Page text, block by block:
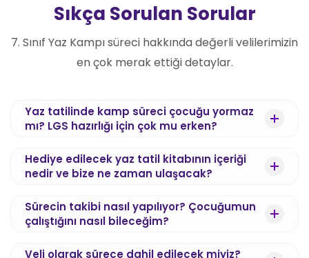
Sıkça Sorulan Sorular
7. Sınıf Yaz Kampı süreci hakkında değerli velilerimizin
en çok merak ettiği detaylar.
Yaz tatilinde kamp süreci çocuğu yormaz
mı? LGS hazırlığı için çok mu erken?
zehir etmek değil; tam aksine, öğrencinin oyun ve
dinlenme dengesini bozmadan günde ortalama 2-
sağlamaktır. 6'dan 7'ye geçiş, sağlam bir LGS temeli
oluşturmak için en ideal ve stressiz dönemdir.
ve özgüvenli bir başlangıç yapacaktır.
Hediye edilecek yaz tatil kitabının içeriği
nedir ve bize ne zaman ulaşacak?
Yayınları 6'dan 7'ye Yaz Tatil Kitabı" adresinize
ücretsiz olarak kargolanır. Kitabımız, MEB
uyumlu olup, yaz kampı süresince eğitim
Sürecin takibi nasıl yapılıyor? Çocuğumun
çalıştığını nasıl bileceğim?
yapmakla kalmaz, kişisel iletişim grupları üzerinden
Veli olarak sürece dahil edilecek miyiz?